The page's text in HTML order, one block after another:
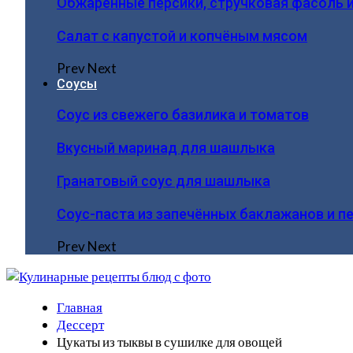
Салат с капустой и копчёным мясом
PrevNext
Соусы
Соус из свежего базилика и томатов
Вкусный маринад для шашлыка
Гранатовый соус для шашлыка
Соус-паста из запечённых баклажанов и
PrevNext
Главная
Дессерт
Цукаты из тыквы в сушилке для овощей